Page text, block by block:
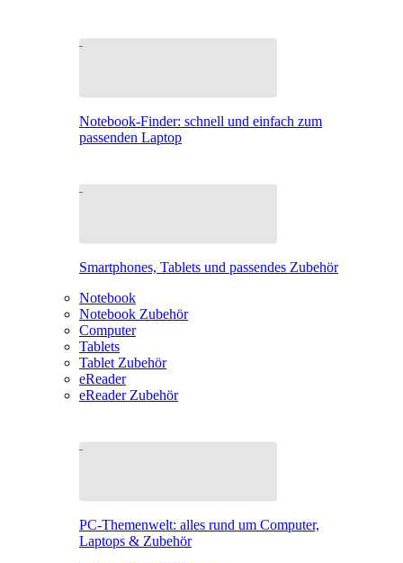
Notebook-Finder: schnell und einfach zum
passenden Laptop
Smartphones, Tablets und passendes Zubehör
Notebook
Notebook Zubehör
Computer
Tablets
Tablet Zubehör
eReader
eReader Zubehör
PC-Themenwelt: alles rund um Computer,
Laptops & Zubehör